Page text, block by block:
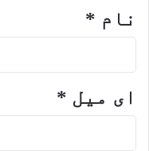
نام *
ای میل *